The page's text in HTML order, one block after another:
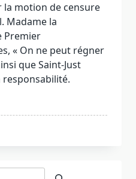
la motion de censure
Madame la
Premier
« On ne peut régner
que Saint-Just
responsabilité.